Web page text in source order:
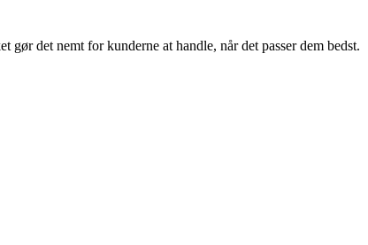
det nemt for kunderne at handle, når det passer dem bedst.